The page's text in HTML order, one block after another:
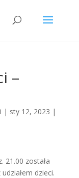
–
| sty 12, 2023 |
21.00 została
dzieci.